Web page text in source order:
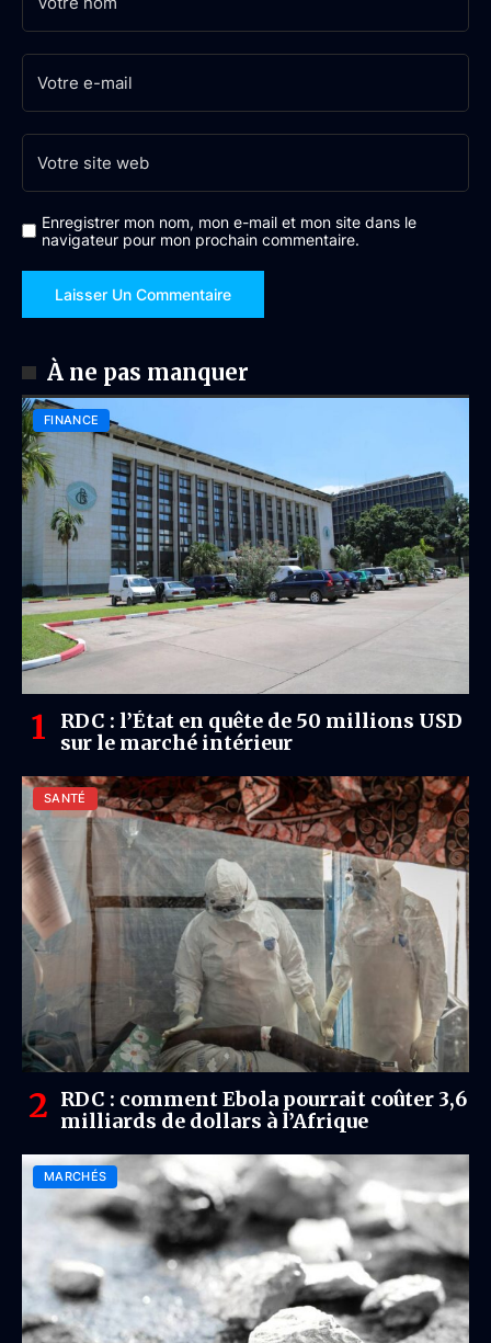
Enregistrer mon nom, mon e-mail et mon site dans le
navigateur pour mon prochain commentaire.
À ne pas manquer
FINANCE
RDC : l’État en quête de 50 millions USD
sur le marché intérieur
SANTÉ
RDC : comment Ebola pourrait coûter 3,6
milliards de dollars à l’Afrique
MARCHÉS